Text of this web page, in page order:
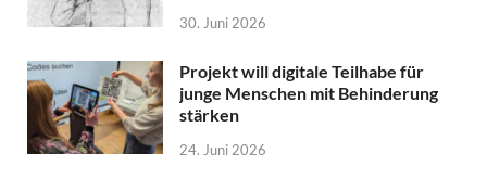
30. Juni 2026
Projekt will digitale Teilhabe für
junge Menschen mit Behinderung
stärken
24. Juni 2026